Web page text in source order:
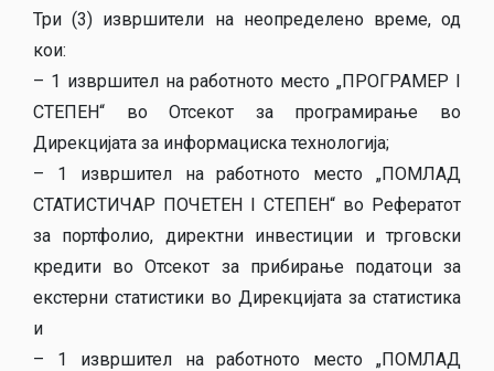
Три (3) извршители на неопределено време, од
кои:
– 1 извршител на работното место „ПРОГРАМЕР I
СТЕПЕН“ во Отсекот за програмирање во
Дирекцијата за информациска технологија;
– 1 извршител на работното место „ПОМЛАД
СТАТИСТИЧАР ПОЧЕТЕН I СТЕПЕН“ во Рефератот
за портфолио, директни инвестиции и трговски
кредити во Отсекот за прибирање податоци за
екстерни статистики во Дирекцијата за статистика
и
– 1 извршител на работното место „ПОМЛАД